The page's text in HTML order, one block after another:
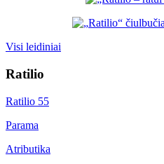
Visi leidiniai
Ratilio
Ratilio 55
Parama
Atributika